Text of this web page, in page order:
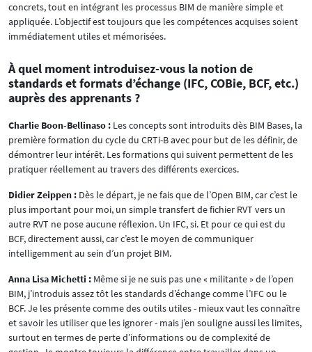
concrets, tout en intégrant les processus BIM de manière simple et
appliquée. L’objectif est toujours que les compétences acquises soient
immédiatement utiles et mémorisées.
À quel moment introduisez-vous la notion de
standards et formats d’échange (IFC, COBie, BCF, etc.)
auprès des apprenants ?
Charlie Boon-Bellinaso : Les concepts sont introduits dès BIM Bases, la
première formation du cycle du CRTi-B avec pour but de les définir, de
démontrer leur intérêt. Les formations qui suivent permettent de les
pratiquer réellement au travers des différents exercices.
Didier Zeippen : Dès le départ, je ne fais que de l’Open BIM, car c’est le
plus important pour moi, un simple transfert de fichier RVT vers un
autre RVT ne pose aucune réflexion. Un IFC, si. Et pour ce qui est du
BCF, directement aussi, car c’est le moyen de communiquer
intelligemment au sein d’un projet BIM.
Anna Lisa Michetti : Même si je ne suis pas une « militante » de l’open
BIM, j’introduis assez tôt les standards d’échange comme l’IFC ou le
BCF. Je les présente comme des outils utiles - mieux vaut les connaître
et savoir les utiliser que les ignorer - mais j’en souligne aussi les limites,
surtout en termes de perte d’informations ou de complexité de